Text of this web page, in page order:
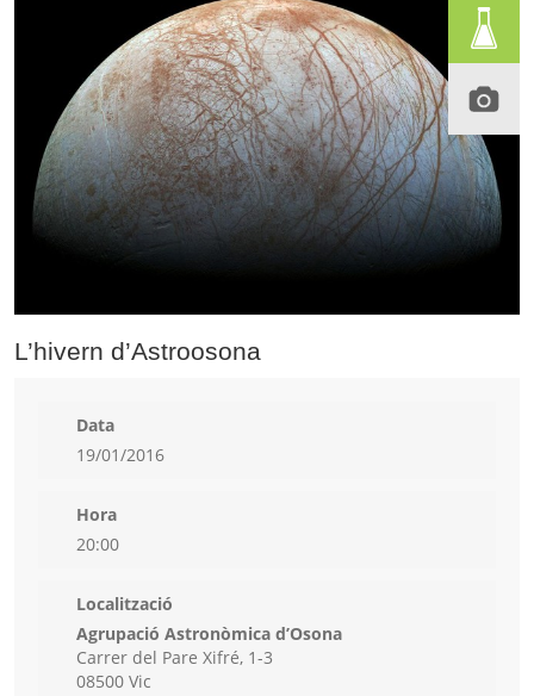
L’hivern d’Astroosona
Data
19/01/2016
Hora
20:00
Localització
Agrupació Astronòmica d’Osona
Carrer del Pare Xifré, 1-3
08500 Vic